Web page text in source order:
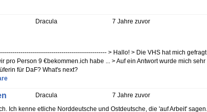
7 Jahre zuvor
Dracula
> Hallo! > Die VHS hat mich gefragt
pro Person 9 €bekommen.ich habe ... > Auf ein Antwort wurde mich sehr
für DaF? What's next?
7 Jahre zuvor
Dracula
Ich kenne etliche Norddeutsche und Ostdeutsche, die 'auf Arbeit' sagen.